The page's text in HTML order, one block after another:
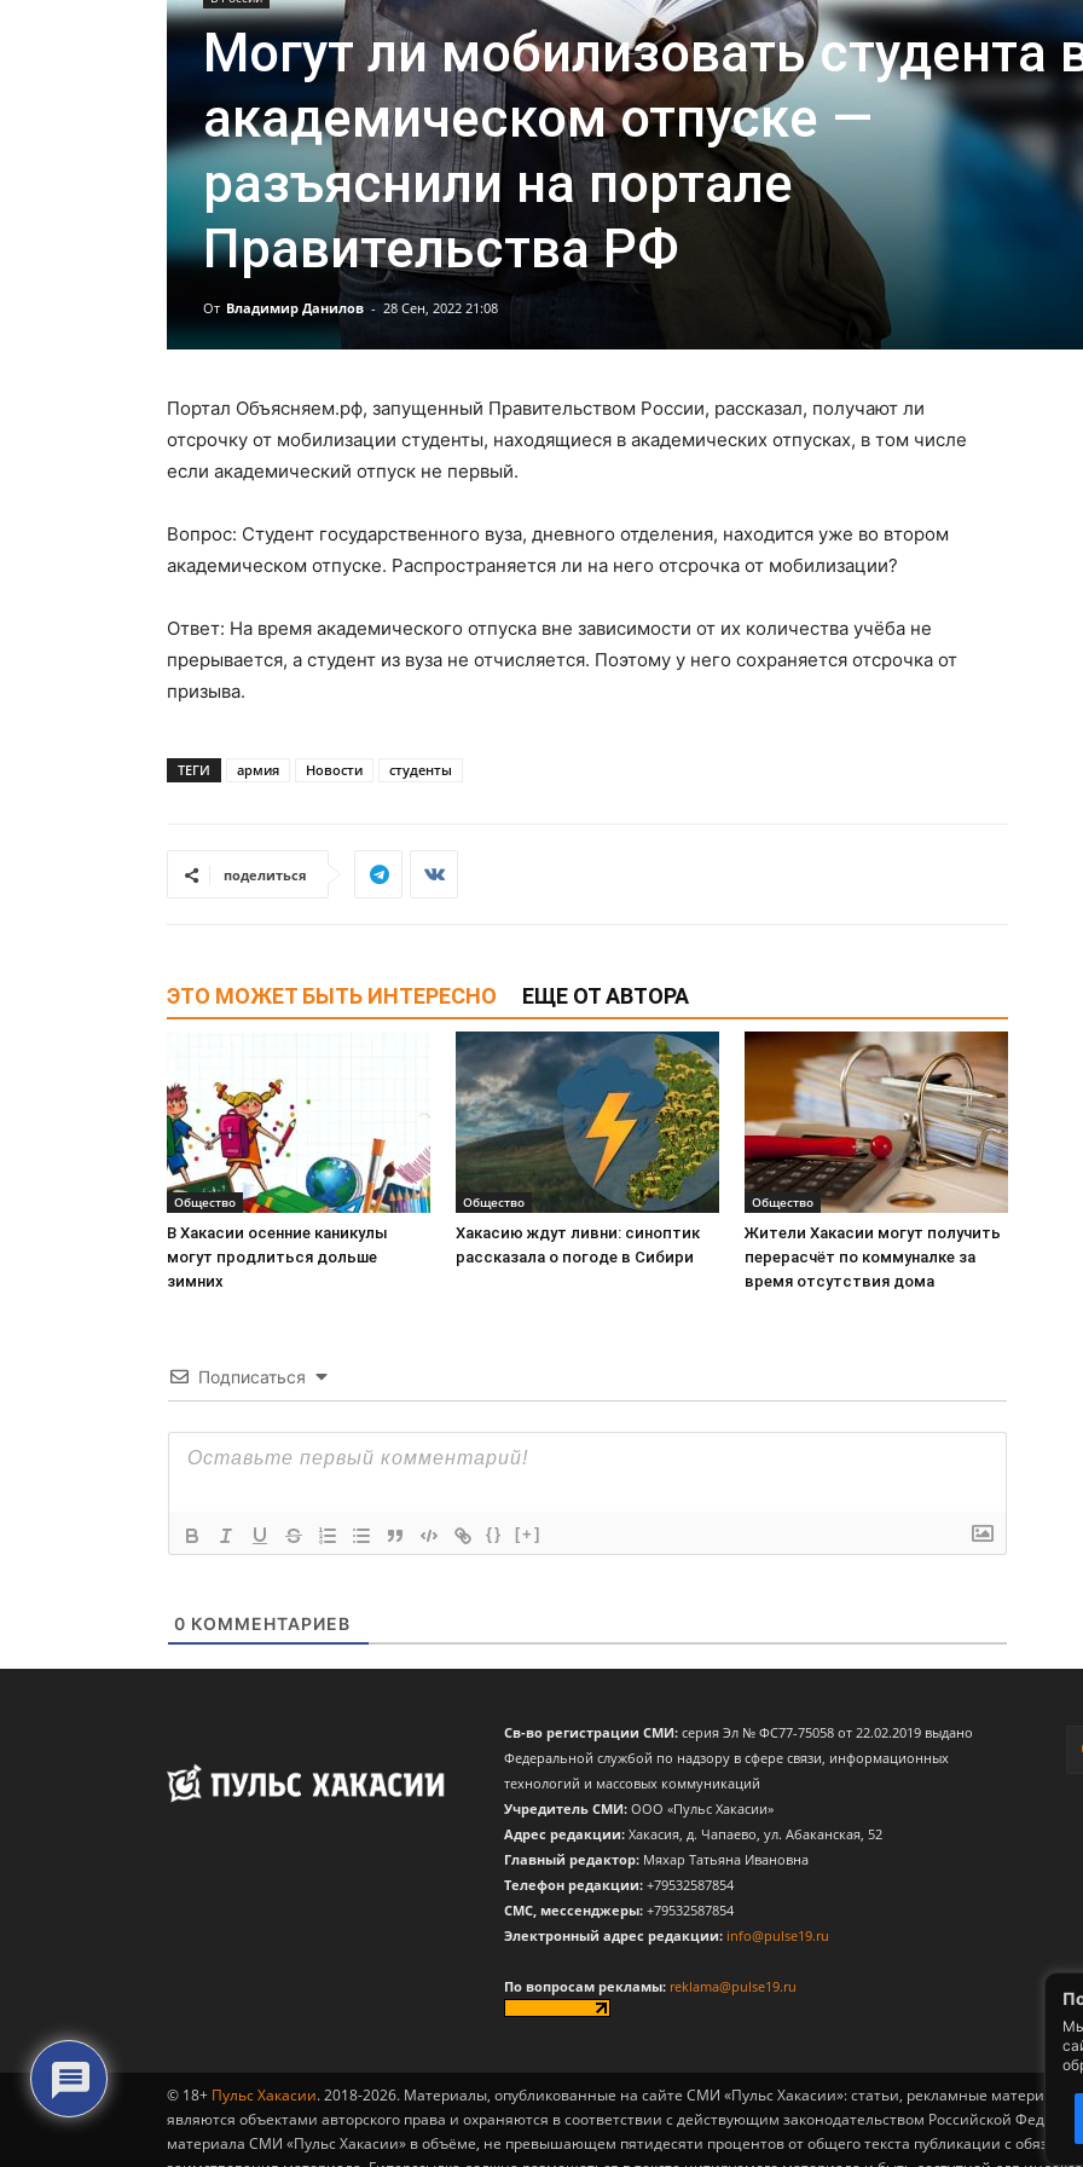
Могут ли мобилизовать студента
академическом отпуске —
разъяснили на портале
Правительства РФ
От Владимир Данилов - 28 Сен, 2022 21:08
Портал Объясняем.рф, запущенный Правительством России, рассказал, получают ли
отсрочку от мобилизации студенты, находящиеся в академических отпусках, в том числе
если академический отпуск не первый.
Вопрос: Студент государственного вуза, дневного отделения, находится уже во втором
академическом отпуске. Распространяется ли на него отсрочка от мобилизации?
Ответ: На время академического отпуска вне зависимости от их количества учёба не
прерывается, а студент из вуза не отчисляется. Поэтому у него сохраняется отсрочка от
призыва.
ТЕГИ армия Новости студенты
поделиться
ЭТО МОЖЕТ БЫТЬ ИНТЕРЕСНО ЕЩЕ ОТ АВТОРА
Общество
В Хакасии осенние каникулы
могут продлиться дольше
зимних
Общество
Хакасию ждут ливни: синоптик
рассказала о погоде в Сибири
Общество
Жители Хакасии могут получить
перерасчёт по коммуналке за
время отсутствия дома
Подписаться
{} [+]
0 КОММЕНТАРИЕВ
Св-во регистрации СМИ: серия Эл № ФС77-75058 от 22.02.2019 выдано
Федеральной службой по надзору в сфере связи, информационных
технологий и массовых коммуникаций
Учредитель СМИ: ООО «Пульс Хакасии»
Адрес редакции: Хакасия, д. Чапаево, ул. Абаканская, 52
Главный редактор: Мяхар Татьяна Ивановна
Телефон редакции: +79532587854
CМС, мессенджеры: +79532587854
Электронный адрес редакции: info@pulse19.ru
По вопросам рекламы: reklama@pulse19.ru
© 18+ Пульс Хакасии. 2018-2026. Материалы, опубликованные на сайте СМИ «Пульс Хакасии»: статьи, рекламные
являются объектами авторского права и охраняются в соответствии с действующим законодательством Российской
материала СМИ «Пульс Хакасии» в объёме, не превышающем пятидесяти процентов от общего текста публикации с